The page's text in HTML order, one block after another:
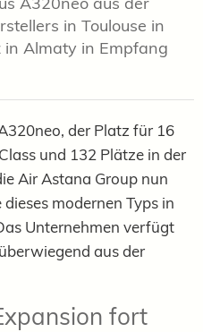
in Toulouse in
in Almaty in Empfang
der Platz für 16
und 132 Plätze in der
Air Astana Group nun
modernen Typs in
Unternehmen verfügt
aus der
fort